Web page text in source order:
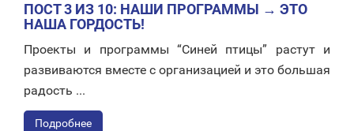
ПОСТ 3 ИЗ 10: НАШИ ПРОГРАММЫ → ЭТО
НАША ГОРДОСТЬ!
Проекты и программы “Синей птицы” растут и
развиваются вместе с организацией и это большая
радость ...
Подробнее